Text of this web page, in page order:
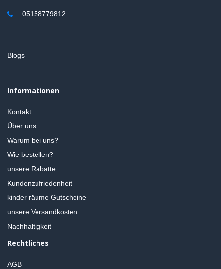
05158779812
Blogs
Informationen
Kontakt
Über uns
Warum bei uns?
Wie bestellen?
unsere Rabatte
Kundenzufriedenheit
kinder räume Gutscheine
unsere Versandkosten
Nachhaltigkeit
Rechtliches
AGB